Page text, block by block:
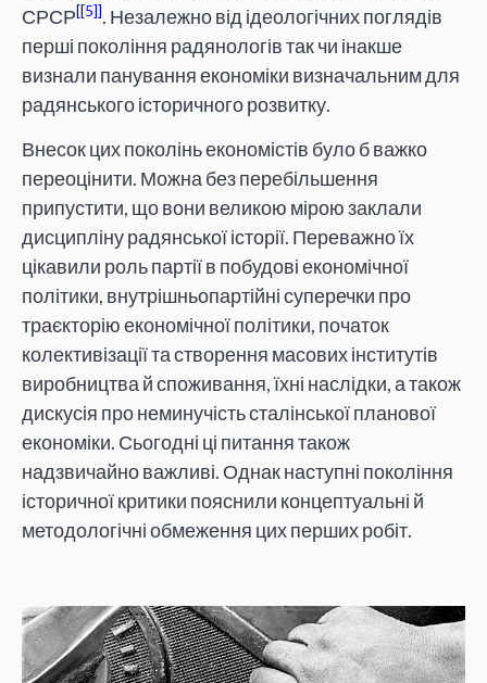
СРСР [5] . Незалежно від ідеологічних поглядів
перші покоління радянологів так чи інакше
визнали панування економіки визначальним для
радянського історичного розвитку.
Внесок цих поколінь економістів було б важко
переоцінити. Можна без перебільшення
припустити, що вони великою мірою заклали
дисципліну радянської історії. Переважно їх
цікавили роль партії в побудові економічної
політики, внутрішньопартійні суперечки про
траєкторію економічної політики, початок
колективізації та створення масових інститутів
виробництва й споживання, їхні наслідки, а також
дискусія про неминучість сталінської планової
економіки. Сьогодні ці питання також
надзвичайно важливі. Однак наступні покоління
історичної критики пояснили концептуальні й
методологічні обмеження цих перших робіт.